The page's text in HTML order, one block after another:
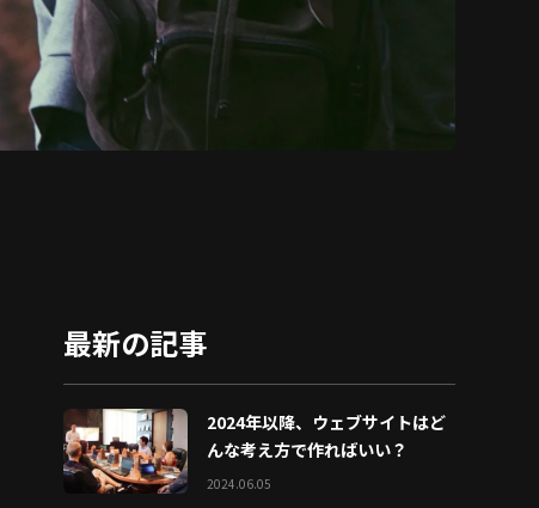
最新の記事
2024年以降、ウェブサイトはど
んな考え方で作ればいい？
2024.06.05